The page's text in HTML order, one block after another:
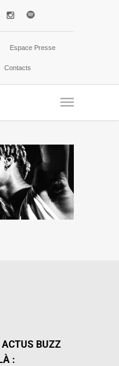
Espace Presse
Contacts
ACTUS BUZZ
: